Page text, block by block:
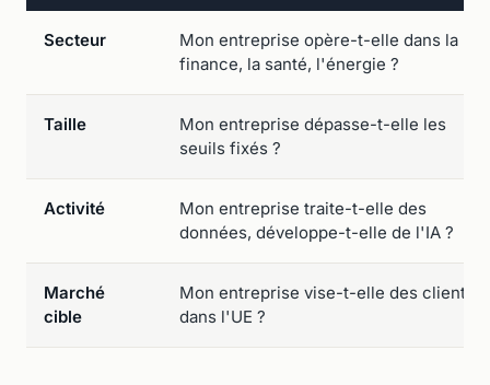
Secteur
Mon entreprise opère-t-elle dans la
finance, la santé, l'énergie ?
Taille
Mon entreprise dépasse-t-elle les
seuils fixés ?
Activité
Mon entreprise traite-t-elle des
données, développe-t-elle de l'IA ?
Marché
cible
Mon entreprise vise-t-elle des clients
dans l'UE ?